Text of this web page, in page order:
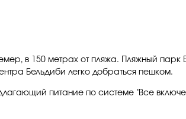
в 150 метрах от пляжа. Пляжный
Бельдиби легко добраться пешком.
питание по системе "Все